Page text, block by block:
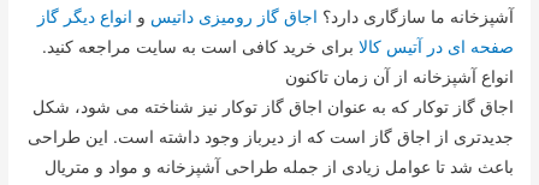
آشپزخانه ما سازگاری دارد؟ اجاق گاز رومیزی داتیس و انواع دیگر گاز
صفحه ای در آتیس کالا برای خرید کافی است به سایت مراجعه کنید.
انواع آشپزخانه از آن زمان تاکنون
اجاق گاز توکار که به عنوان اجاق گاز توکار نیز شناخته می شود، شکل
جدیدتری از اجاق گاز است که از دیرباز وجود داشته است. این طراحی
باعث شد تا عوامل زیادی از جمله طراحی آشپزخانه و مواد و متریال